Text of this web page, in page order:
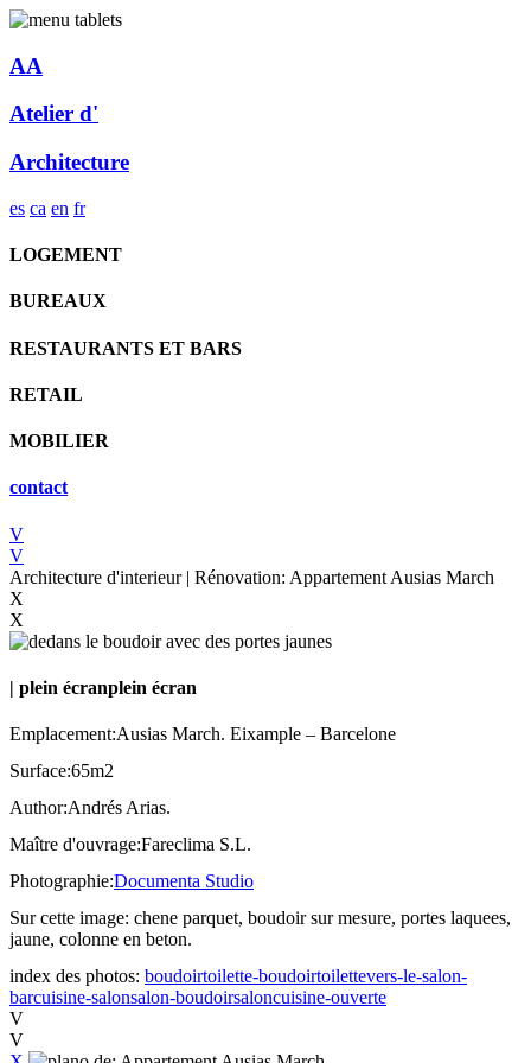
AA
Atelier d'
Architecture
es ca en fr
LOGEMENT
BUREAUX
RESTAURANTS ET BARS
RETAIL
MOBILIER
contact
V
V
Architecture d'interieur | Rénovation: Appartement Ausias March
X
X
| plein écranplein écran
Emplacement:Ausias March. Eixample – Barcelone
Surface:65m2
Author:Andrés Arias.
Maître d'ouvrage:Fareclima S.L.
Photographie:Documenta Studio
Sur cette image: chene parquet, boudoir sur mesure, portes laquees,
jaune, colonne en beton.
index des photos: boudoirtoilette-boudoirtoilettevers-le-salon-
barcuisine-salonsalon-boudoirsaloncuisine-ouverte
V
V